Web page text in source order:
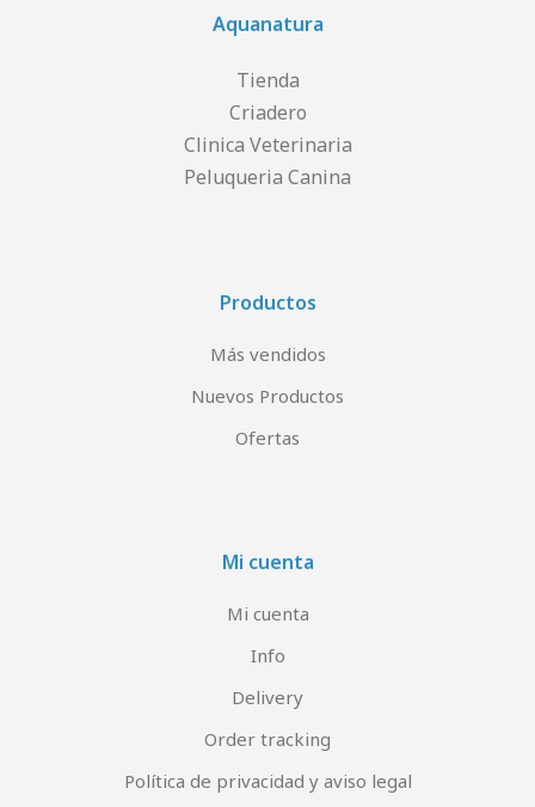
Aquanatura
Tienda
Criadero
Clinica Veterinaria
Peluqueria Canina
Productos
Más vendidos
Nuevos Productos
Ofertas
Mi cuenta
Mi cuenta
Info
Delivery
Order tracking
Política de privacidad y aviso legal